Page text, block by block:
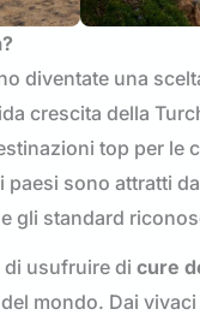
diventate una
crescita della
top per le
sono attratti
gli standard
di usufruire di cure
mondo. Dai